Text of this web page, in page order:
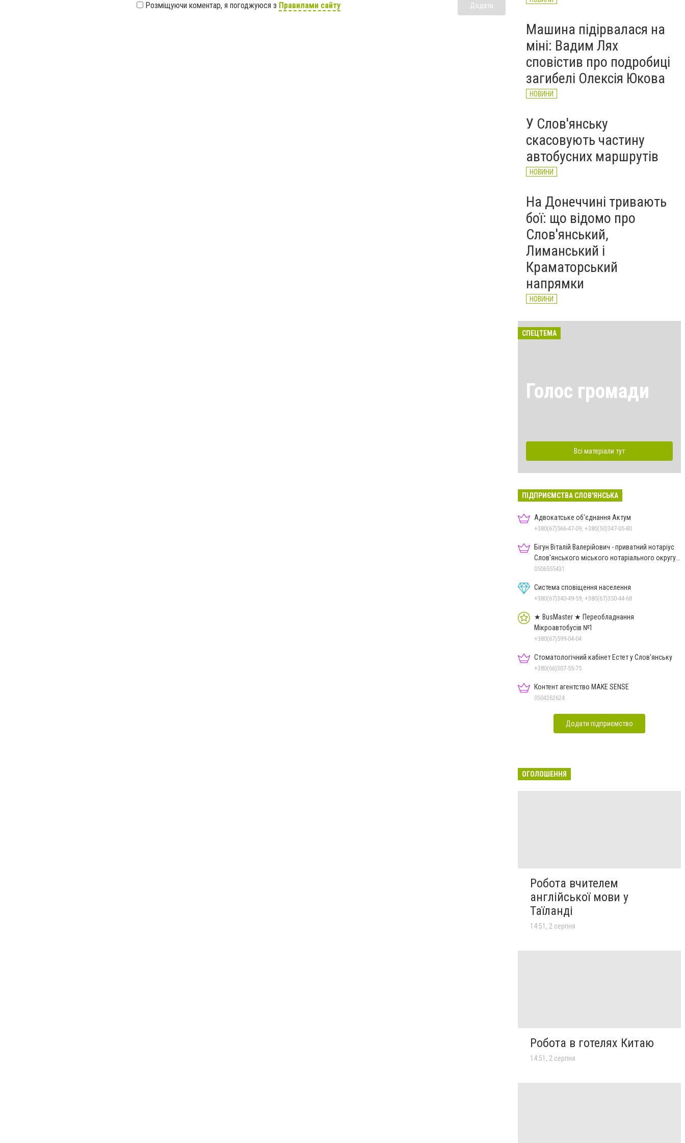
Розміщуючи коментар, я погоджуюся з Правилами сайту Додати
Машина підірвалася на
міні: Вадим Лях
сповістив про подробиці
загибелі Олексія Юкова
НОВИНИ
У Слов'янську
скасовують частину
автобусних маршрутів
НОВИНИ
На Донеччині тривають
бої: що відомо про
Слов'янський,
Лиманський і
Краматорський
напрямки
НОВИНИ
СПЕЦТЕМА
Голос громади
Всі матеріали тут
ПІДПРИЄМСТВА СЛОВ'ЯНСЬКА
Адвокатське об'єднання Актум
+380(67)566-47-09, +380(50)347-05-80
Бігун Віталій Валерійович - приватний нотаріус
Слов'янського міського нотаріального округу
Дон.обл.
0506555431
Система сповіщення населення
+380(67)340-49-59, +380(67)350-44-68
★ BusMaster ★ Переобладнання
Мікроавтобусів №1
+380(67)599-04-04
Стоматологічний кабінет Естет у Слов'янську
+380(66)307-55-75
Контент агентство MAKE SENSE
0504262624
Додати підприємство
ОГОЛОШЕННЯ
Робота вчителем
англійської мови у
Таїланді
14:51, 2 серпня
Робота в готелях Китаю
14:51, 2 серпня